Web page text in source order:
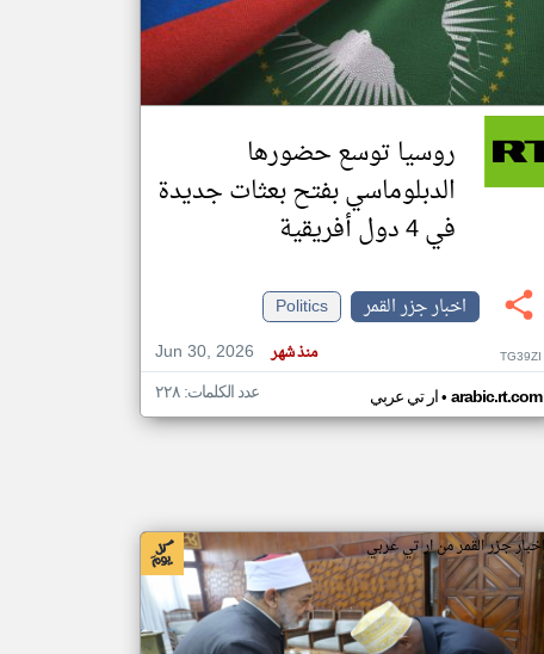
تغيير الدولة
اخبار جزر القمر على مدار الساعة
أهم اخبار جزر القمر العاجلة والمباشرة
روسيا توسع حضورها
الدبلوماسي بفتح بعثات جديدة
في 4 دول أفريقية
اخبار جزر القمر
Politics
Jun 30, 2026
منذ شهر TG39ZI
ار تي عربي• arabic.rt.com عدد الكلمات: ٢٢٨
اخبار جزر القمر من ار تي عربي
klyoum.com